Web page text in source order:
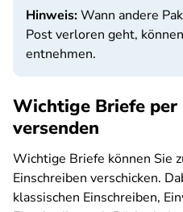
Hinweis:Wann andere
Post verloren geht,
entnehmen.
Wichtige Briefe per
versenden
Wichtige Briefe können Sie
Einschreiben verschicken.
klassischen Einschreiben,